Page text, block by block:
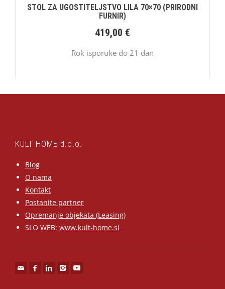
STOL ZA UGOSTITELJSTVO LILA 70×70 (PRIRODNI
FURNIR)
419,00 €
Rok isporuke do 21 dan
KULT HOME d.o.o.
Blog
O nama
Kontakt
Postanite partner
Opremanje objekata (Leasing)
SLO WEB: www.kult-home.si